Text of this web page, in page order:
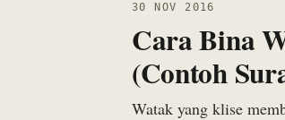
30 NOV 2016
Cara Bina
(Contoh
Watak yang klise